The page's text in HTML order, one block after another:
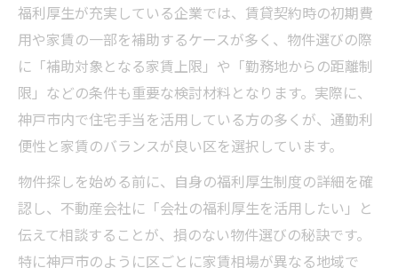
福利厚生が充実している企業では、賃貸契約時の初期費
用や家賃の一部を補助するケースが多く、物件選びの際
に「補助対象となる家賃上限」や「勤務地からの距離制
限」などの条件も重要な検討材料となります。実際に、
神戸市内で住宅手当を活用している方の多くが、通勤利
便性と家賃のバランスが良い区を選択しています。
物件探しを始める前に、自身の福利厚生制度の詳細を確
認し、不動産会社に「会社の福利厚生を活用したい」と
伝えて相談することが、損のない物件選びの秘訣です。
特に神戸市のように区ごとに家賃相場が異なる地域で